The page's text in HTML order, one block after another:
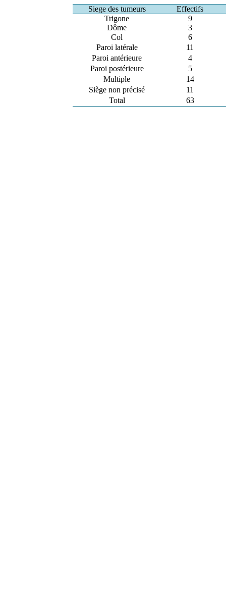
Siege des tumeurs
Effectifs
Trigone
9
Dôme
3
Col
6
Paroi latérale
11
Paroi antérieure
4
Paroi postérieure
5
Multiple
14
Siège non précisé
11
Total
63